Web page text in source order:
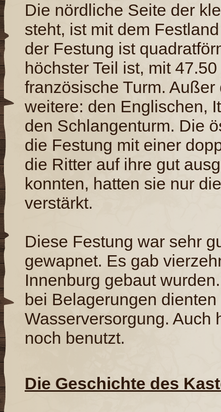
Die nördliche Seite der
steht, ist mit dem
der Festung ist
höchster Teil ist, mit
französische Turm.
weitere: den Englischen,
den Schlangenturm. Die
die Festung mit einer
die Ritter auf ihre gut
konnten, hatten sie nur
verstärkt.
Diese Festung war sehr
gewapnet. Es gab
Innenburg gebaut
bei Belagerungen
Wasserversorgung. Auch
noch benutzt.
Die Geschichte des